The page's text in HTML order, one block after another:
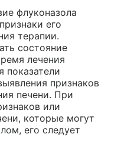
флуконазола
его
терапии.
состояние
лечения
показатели
признаков
печени. При
или
которые могут
его следует